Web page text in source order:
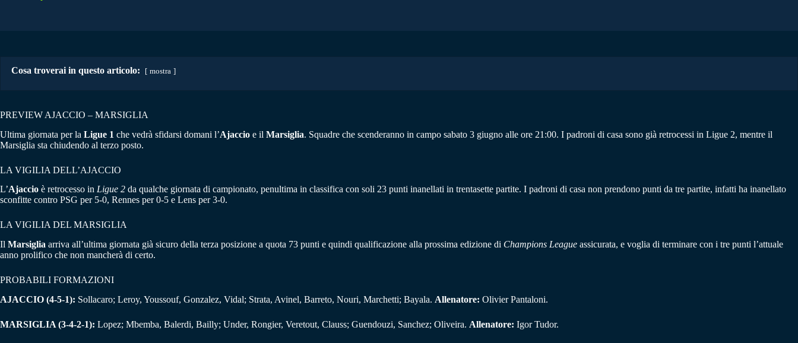
Cosa troverai in questo articolo: mostra
PREVIEW AJACCIO – MARSIGLIA
Ultima giornata per la Ligue 1 che vedrà sfidarsi domani l’Ajaccio e il Marsiglia. Squadre che scenderanno in campo sabato 3 giugno alle ore 21:00. I padroni di casa sono già retrocessi in Ligue 2, mentre il
Marsiglia sta chiudendo al terzo posto.
LA VIGILIA DELL’AJACCIO
L’Ajaccio è retrocesso in Ligue 2 da qualche giornata di campionato, penultima in classifica con soli 23 punti inanellati in trentasette partite. I padroni di casa non prendono punti da tre partite, infatti ha inanellato
sconfitte contro PSG per 5-0, Rennes per 0-5 e Lens per 3-0.
LA VIGILIA DEL MARSIGLIA
Il Marsiglia arriva all’ultima giornata già sicuro della terza posizione a quota 73 punti e quindi qualificazione alla prossima edizione di Champions League assicurata, e voglia di terminare con i tre punti l’attuale
anno prolifico che non mancherà di certo.
PROBABILI FORMAZIONI
AJACCIO (4-5-1): Sollacaro; Leroy, Youssouf, Gonzalez, Vidal; Strata, Avinel, Barreto, Nouri, Marchetti; Bayala. Allenatore: Olivier Pantaloni.
MARSIGLIA (3-4-2-1): Lopez; Mbemba, Balerdi, Bailly; Under, Rongier, Veretout, Clauss; Guendouzi, Sanchez; Oliveira. Allenatore: Igor Tudor.